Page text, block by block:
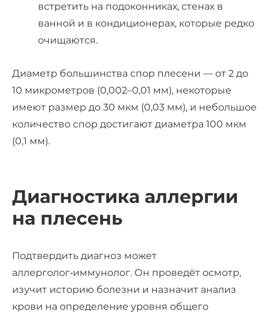
встретить на подоконниках, стенах в
ванной и в кондиционерах, которые редко
очищаются.
Диаметр большинства спор плесени — от 2 до
10 микрометров (0,002–0,01 мм), некоторые
имеют размер до 30 мкм (0,03 мм), и небольшое
количество спор достигают диаметра 100 мкм
(0,1 мм).
Диагностика аллергии
на плесень
Подтвердить диагноз может
аллерголог‑иммунолог. Он проведёт осмотр,
изучит историю болезни и назначит анализ
крови на определение уровня общего